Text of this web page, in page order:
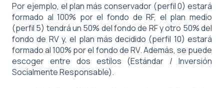
Por ejemplo, el plan más conservador (perfil 0) estará
formado al 100% por el fondo de RF, el plan medio
(perfil 5) tendrá un 50% del fondo de RF y otro 50% del
fondo de RV y, el plan más decidido (perfil 10) estará
formado al 100% por el fondo de RV. Además, se puede
escoger entre dos estilos (Estándar / Inversión
Socialmente Responsable).